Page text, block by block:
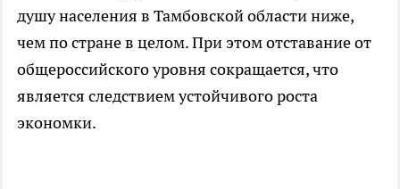
душу населения в Тамбовской области ниже,
чем по стране в целом. При этом отставание от
общероссийского уровня сокращается, что
является следствием устойчивого роста
экономки.